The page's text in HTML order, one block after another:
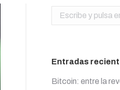
Buscar:
Entradas
Bitcoin: entre la